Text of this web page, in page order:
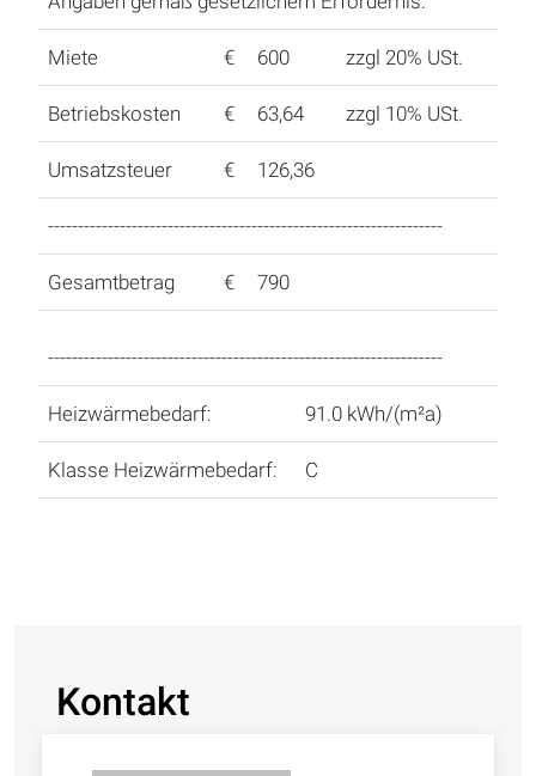
Miete € 600 zzgl 20% USt.
Betriebskosten € 63,64 zzgl 10% USt.
Umsatzsteuer € 126,36
------------------------------------------------------------------
Gesamtbetrag € 790
------------------------------------------------------------------
Heizwärmebedarf: 91.0 kWh/(m²a)
Klasse Heizwärmebedarf: C
Kontakt